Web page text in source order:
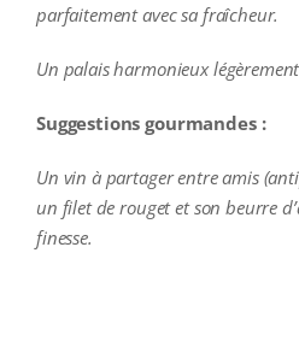
parfaitement avec sa fraîcheur.
Un palais harmonieux
Suggestions gourmandes :
Un vin à partager entre amis
un filet de rouget et son beurre
finesse.